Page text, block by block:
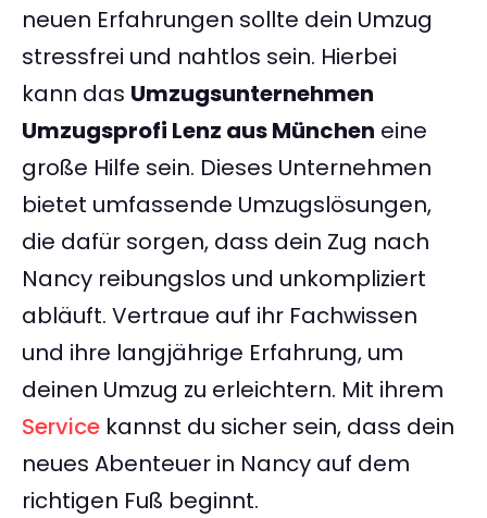
neuen Erfahrungen sollte dein Umzug
stressfrei und nahtlos sein. Hierbei
kann das Umzugsunternehmen
Umzugsprofi Lenz aus München eine
große Hilfe sein. Dieses Unternehmen
bietet umfassende Umzugslösungen,
die dafür sorgen, dass dein Zug nach
Nancy reibungslos und unkompliziert
abläuft. Vertraue auf ihr Fachwissen
und ihre langjährige Erfahrung, um
deinen Umzug zu erleichtern. Mit ihrem
Service kannst du sicher sein, dass dein
neues Abenteuer in Nancy auf dem
richtigen Fuß beginnt.